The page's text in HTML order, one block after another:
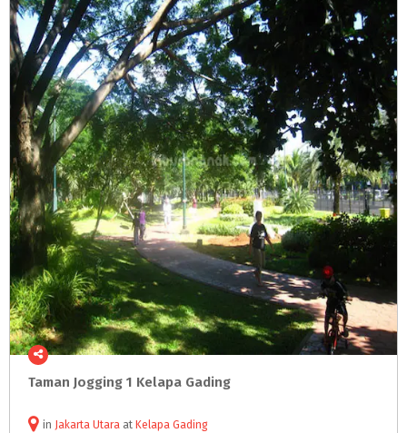
Taman Jogging 1 Kelapa Gading
in Jakarta Utara at Kelapa Gading